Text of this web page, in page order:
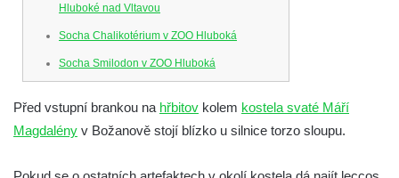
Hluboké nad Vltavou
Socha Chalikotérium v ZOO Hluboká
Socha Smilodon v ZOO Hluboká
Socha Koroun bezzubý v ZOO Hluboká
Socha Medvěd jeskynní v ZOO Hluboká
Před vstupní brankou na hřbitov kolem kostela svaté Máří
Magdalény v Božanově stojí blízko u silnice torzo sloupu.